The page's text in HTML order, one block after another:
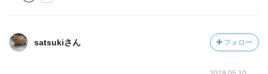
satsukiさん フォロー